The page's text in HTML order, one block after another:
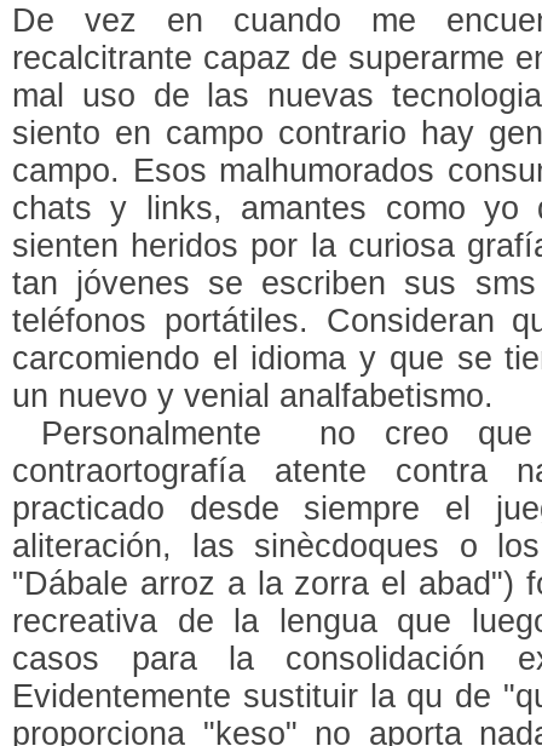
De vez en cuando me
recalcitrante capaz de superarme
mal uso de las nuevas
siento en campo contrario hay
campo. Esos malhumorados
chats y links, amantes como yo
sienten heridos por la curiosa
tan jóvenes se escriben sus
teléfonos portátiles. Consideran
carcomiendo el idioma y que se
un nuevo y venial analfabetismo.
Personalmente no creo
contraortografía atente contra
practicado desde siempre el
aliteración, las sinècdoques o
"Dábale arroz a la zorra el abad")
recreativa de la lengua que
casos para la consolidación
Evidentemente sustituir la qu de
proporciona "keso" no aporta